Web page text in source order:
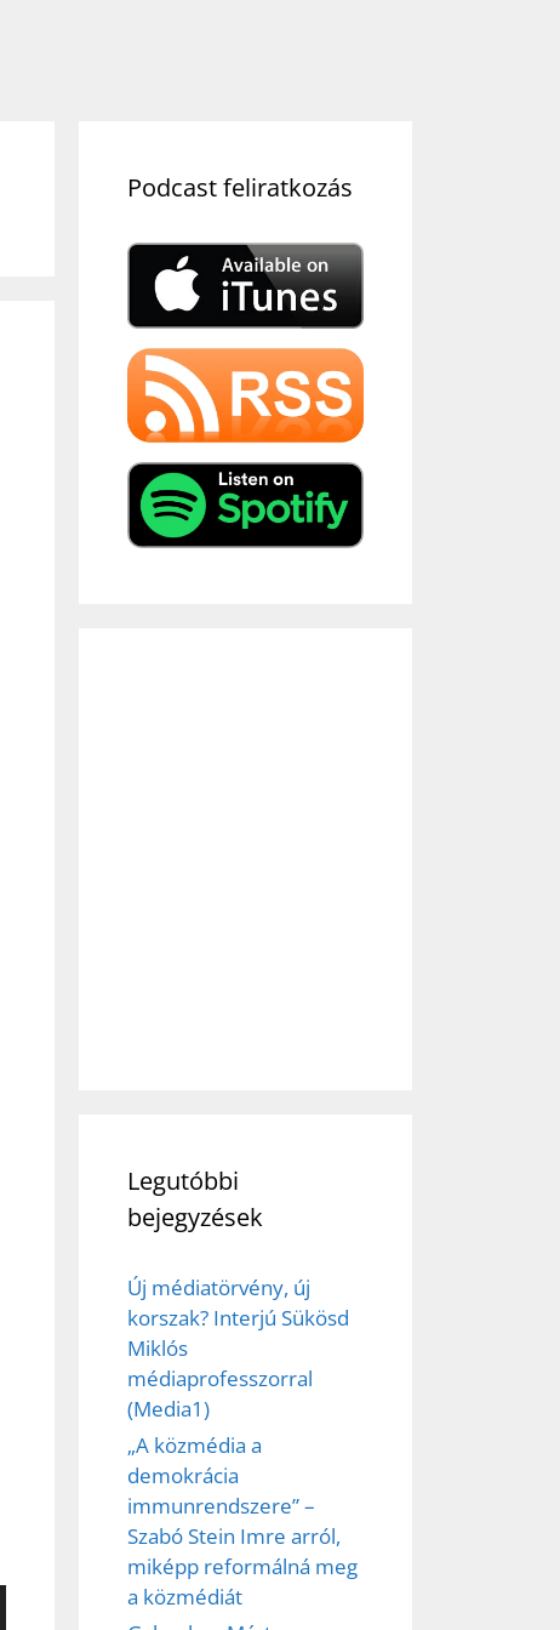
Podcast feliratkozás
Legutóbbi
bejegyzések
Új médiatörvény, új
korszak? Interjú Sükösd
Miklós
médiaprofesszorral
(Media1)
„A közmédia a
demokrácia
immunrendszere” –
Szabó Stein Imre arról,
miképp reformálná meg
a közmédiát